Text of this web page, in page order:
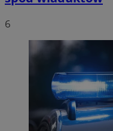
6